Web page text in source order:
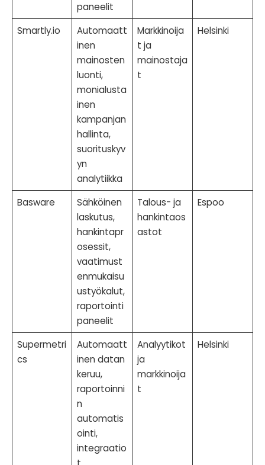
paneelit
Smartly.io
Automaatt
inen
mainosten
luonti,
monialusta
inen
kampanjan
hallinta,
suorituskyv
yn
analytiikka
Markkinoija
t ja
mainostaja
t
Helsinki
Basware
Sähköinen
laskutus,
hankintapr
osessit,
vaatimust
enmukaisu
ustyökalut,
raportointi
paneelit
Talous- ja
hankintaos
astot
Espoo
Supermetri
cs
Automaatt
inen datan
keruu,
raportoinni
n
automatis
ointi,
integraatio
Analyytikot
ja
markkinoija
t
Helsinki